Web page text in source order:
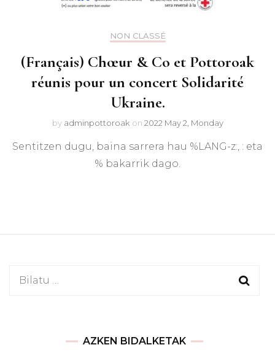
NON CLASSÉ
(Français) Chœur & Co et Pottoroak
réunis pour un concert Solidarité
Ukraine.
by adminpottoroak on 2022 May 2, Monday
Sentitzen dugu, baina sarrera hau %LANG-z:, : eta
% bakarrik dago.
Bilatu:
AZKEN BIDALKETAK